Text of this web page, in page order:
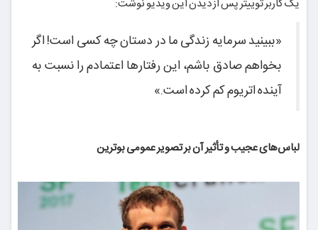
یک کاربر توییتر پس از دیدن این ویدیو نوشت:
«ببینید سرمایه زندگی ما در دستان چه کسی است! اگر
بخواهم صادق باشم، این رفتارها اعتمادم را نسبت به
آینده اتریوم کم کرده است.»
لباس‌های عجیب و تأثیر آن بر تصویر عمومی بوترین